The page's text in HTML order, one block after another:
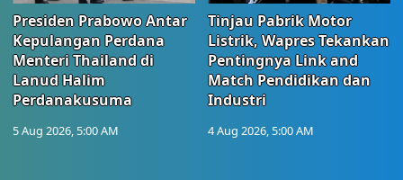
Presiden Prabowo Antar
Kepulangan Perdana
Menteri Thailand di
Lanud Halim
Perdanakusuma
5 Aug 2026, 5:00 AM
Tinjau Pabrik Motor
Listrik, Wapres Tekankan
Pentingnya Link and
Match Pendidikan dan
Industri
4 Aug 2026, 5:00 AM